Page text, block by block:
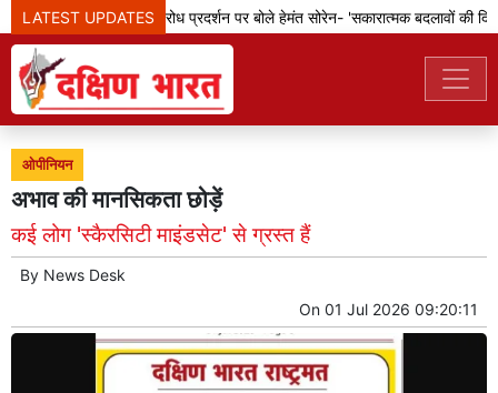
LATEST UPDATES
झारखंड: छात्रों के विरोध प्रदर्शन पर बोले हेमंत सोरेन- 'सकारात्मक बदलावों की
ओपीनियन
अभाव की मानसिकता छोड़ें
कई लोग 'स्कैरसिटी माइंडसेट' से ग्रस्त हैं
By News Desk
On 01 Jul 2026 09:20:11